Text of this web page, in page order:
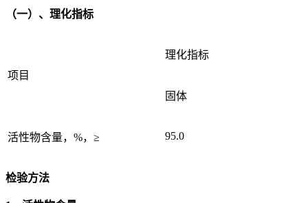
（一）、理化指标
项目
理化指标
固体
活性物含量，%，≥ 95.0
检验方法